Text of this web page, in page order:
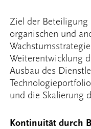
Ziel der
organischen und
Weiterentwicklung
Ausbau des
und die Skalierung
Kontinuität durch